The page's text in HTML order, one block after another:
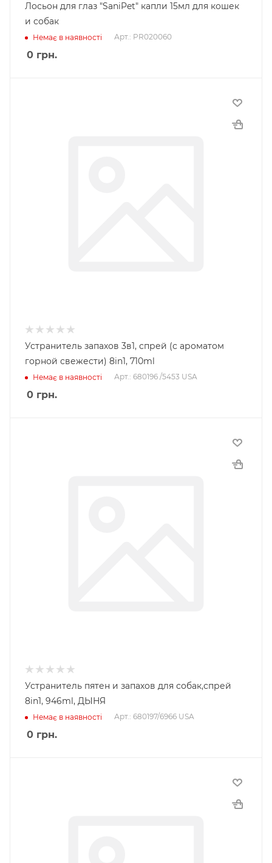
Лосьон для глаз "SaniPet" капли 15мл для кошек
и собак
Немає в наявності Арт.: PR020060
0 грн.
Устранитель запахов 3в1, спрей (с ароматом
горной свежести) 8in1, 710ml
Немає в наявності Арт.: 680196 /5453 USA
0 грн.
Устранитель пятен и запахов для собак,спрей
8in1, 946ml, ДЫНЯ
Немає в наявності Арт.: 680197/6966 USA
0 грн.